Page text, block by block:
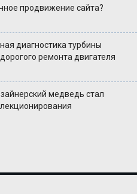
продвижение сайта?
диагностика турбины
ремонта двигателя
медведь стал